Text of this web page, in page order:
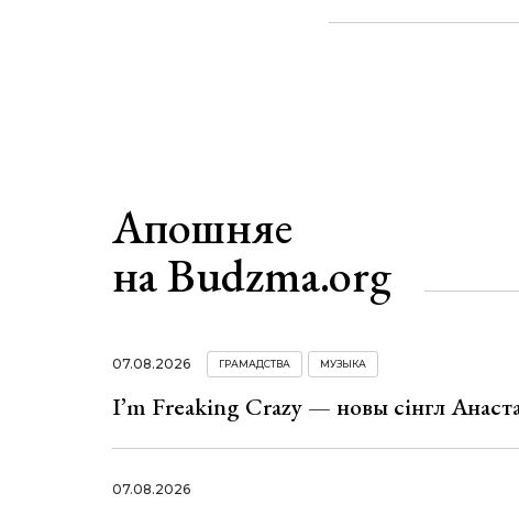
Апошняе
на Budzma.org
07.08.2026 ГРАМАДСТВА МУЗЫКА
I’m Freaking Crazy — новы сінгл
07.08.2026